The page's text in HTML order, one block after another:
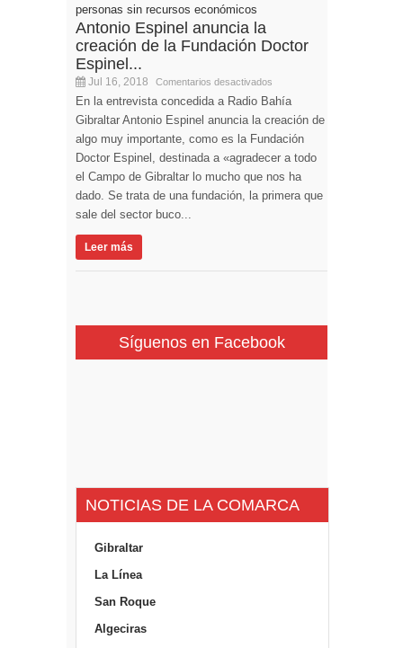
Antonio Espinel anuncia la
creación de la Fundación Doctor
Espinel...
Jul 16, 2018 Comentarios desactivados
En la entrevista concedida a Radio Bahía
Gibraltar Antonio Espinel anuncia la creación de
algo muy importante, como es la Fundación
Doctor Espinel, destinada a «agradecer a todo
el Campo de Gibraltar lo mucho que nos ha
dado. Se trata de una fundación, la primera que
sale del sector buco...
Leer más
Síguenos en Facebook
NOTICIAS DE LA COMARCA
Gibraltar
La Línea
San Roque
Algeciras